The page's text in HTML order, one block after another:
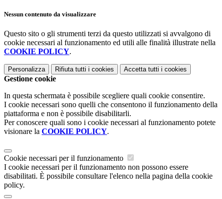
Nessun contenuto da visualizzare
Questo sito o gli strumenti terzi da questo utilizzati si avvalgono di
cookie necessari al funzionamento ed utili alle finalità illustrate nella
COOKIE POLICY.
Personalizza Rifiuta tutti i cookies Accetta tutti i cookies
Gestione cookie
In questa schermata è possibile scegliere quali cookie consentire.
I cookie necessari sono quelli che consentono il funzionamento della
piattaforma e non è possibile disabilitarli.
Per conoscere quali sono i cookie necessari al funzionamento potete
visionare la COOKIE POLICY.
Cookie necessari per il funzionamento
I cookie necessari per il funzionamento non possono essere
disabilitati. È possibile consultare l'elenco nella pagina della cookie
policy.